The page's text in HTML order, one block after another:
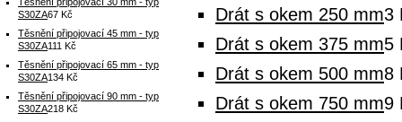
Drát s okem 250 mm3
Drát s okem 375 mm5
Drát s okem 500 mm8
Drát s okem 750 mm9
S30ZA67 Kč
Těsnění připojovací 45 mm - typ
S30ZA111 Kč
Těsnění připojovací 65 mm - typ
S30ZA134 Kč
Těsnění připojovací 90 mm - typ
S30ZA218 Kč